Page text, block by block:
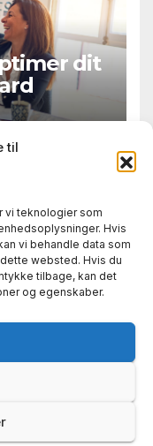
til
vi teknologier som
Hvis
vi behandle data som
websted. Hvis du
tilbage, kan det
og egenskaber.
dit
musik
News Way by